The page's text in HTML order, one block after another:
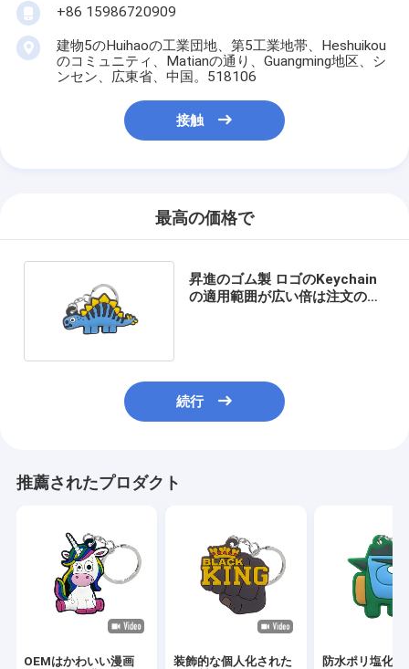
+86 15986720909
建物5のHuihaoの工業団地、第5工業地帯、Heshuikou
のコミュニティ、Matianの通り、Guangming地区、シ
ンセン、広東省、中国。518106
接触
最高の価格で
昇進のゴム製 ロゴのKeychain
の適用範囲が広い倍は注文の
続行
推薦されたプロダクト
OEMはかわいい漫画
装飾的な個人化された
防水ポリ塩化ビ